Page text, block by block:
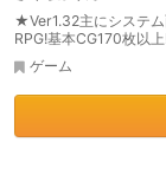
★Ver1.32主にシステ
RPG!基本CG170枚以
ゲーム